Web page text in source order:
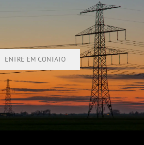
ENTRE EM CONTATO